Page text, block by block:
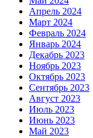
Апрель 2024
Март 2024
Февраль 2024
Январь 2024
Декабрь 2023
Ноябрь 2023
Октябрь 2023
Сентябрь 2023
Август 2023
Июль 2023
Июнь 2023
Май 2023